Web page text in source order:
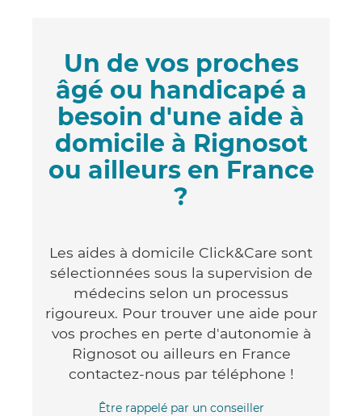
Un de vos proches
âgé ou handicapé a
besoin d'une aide à
domicile à Rignosot
ou ailleurs en France
?
Les aides à domicile Click&Care sont
sélectionnées sous la supervision de
médecins selon un processus
rigoureux. Pour trouver une aide pour
vos proches en perte d'autonomie à
Rignosot ou ailleurs en France
contactez-nous par téléphone !
Être rappelé par un conseiller